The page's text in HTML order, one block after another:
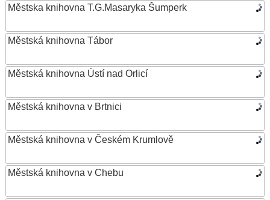
Městska knihovna T.G.Masaryka Šumperk
Městská knihovna Tábor
Městská knihovna Ústí nad Orlicí
Městská knihovna v Brtnici
Městská knihovna v Českém Krumlově
Městská knihovna v Chebu